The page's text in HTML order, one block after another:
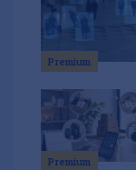
Premium
Premium